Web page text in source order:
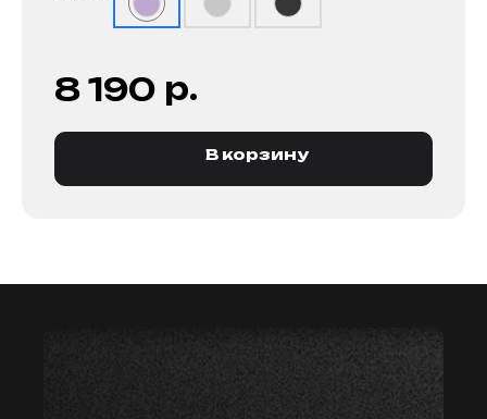
8 190 р.
В корзину